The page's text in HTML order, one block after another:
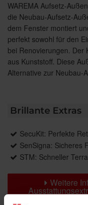
WAREMA Aufsetz-
die Neubau-Aufsetz-
dem Fenster montiert
perfekt sowohl für den
bei Renovierungen. Der
aus Kunststoff. Diese
Alternative zur Neubau-
Brillante Extras
SecuKit: Perfekte
SenSigna: Sicheres
STM: Schneller
Weitere